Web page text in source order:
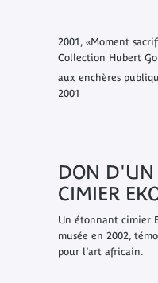
2001, «Moment
Collection Hubert
aux enchères
2001
DON D'UN
CIMIER
Un étonnant cimier
musée en 2002,
pour l’art africain.